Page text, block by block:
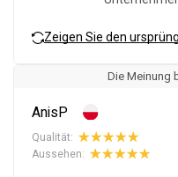
Zeigen Sie den
Die Meinung
AnisP
Qualität:
Aussehen: